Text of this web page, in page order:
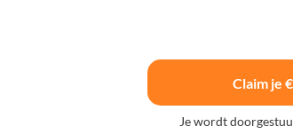
Claim je
Je wordt